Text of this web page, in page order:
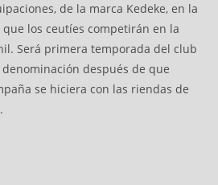
de la marca Kedeke, en la
los ceutíes competirán en la
Será primera temporada del club
después de que
se hiciera con las riendas de